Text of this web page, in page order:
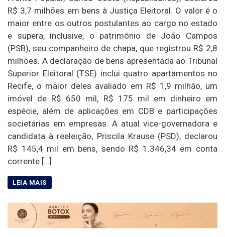
R$ 3,7 milhões em bens à Justiça Eleitoral. O valor é o
maior entre os outros postulantes ao cargo no estado
e supera, inclusive, o patrimônio de João Campos
(PSB), seu companheiro de chapa, que registrou R$ 2,8
milhões. A declaração de bens apresentada ao Tribunal
Superior Eleitoral (TSE) inclui quatro apartamentos no
Recife, o maior deles avaliado em R$ 1,9 milhão, um
imóvel de R$ 650 mil, R$ 175 mil em dinheiro em
espécie, além de aplicações em CDB e participações
societárias em empresas. A atual vice-governadora e
candidata à reeleição, Priscila Krause (PSD), declarou
R$ 145,4 mil em bens, sendo R$ 1.346,34 em conta
corrente […]